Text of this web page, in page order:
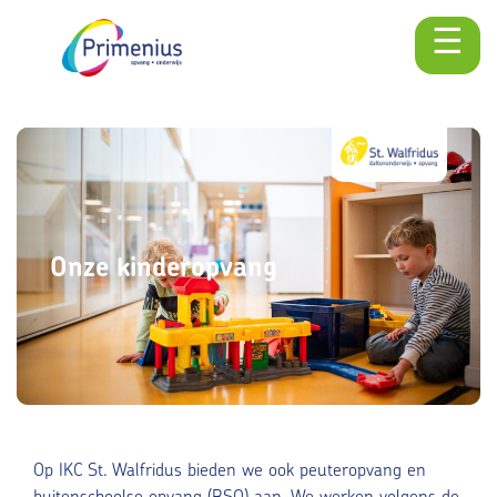
naar
content
☰
Onze kinderopvang
Op IKC St. Walfridus bieden we ook peuteropvang en